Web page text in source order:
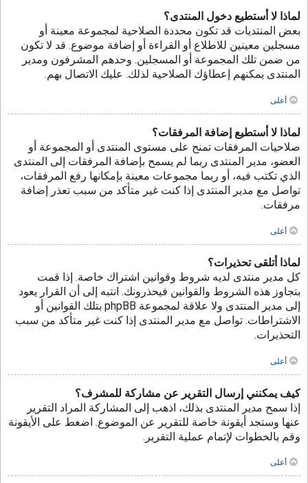
لماذا لا أستطيع دخول المنتدى؟
بعض المنتديات قد تكون محددة الصلاحية لمجموعة معينة أو
مسجلين معينين للاطلاع أو القراءة أو إضافة موضوع. قد لا تكون
من ضمن تلك المجموعة أو المسجلين. وحدهم المشرفون ومدير
المنتدى يمكنهم إعطاؤك الصلاحية لذلك. عليك الاتصال بهم.
أعلى
لماذا لا أستطيع إضافة المرفقات؟
صلاحيات المرفقات تمنح على مستوى المنتدى أو المجموعة أو
العضو، مدير المنتدى ربما لم يسمح بإضافة المرفقات إلى المنتدى
الذي تكتب فيه، أو ربما مجموعات معينة بإمكانها رفع المرفقات،
تواصل مع مدير المنتدى إذا كنت غير متأكد من سبب تعذر إضافة
مرفقات.
أعلى
لماذا أتلقى تحذيرات؟
كل مدير منتدى لديه شروط وقوانين اشتراك خاصة. إذا قمت
بتجاوز هذه الشروط والقوانين فيحذرونك. انتبه إلى أن القرار يعود
إلى مدير المنتدى ولا علاقة لمجموعة phpBB بتلك القوانين أو
الاشتراطات. تواصل مع مدير المنتدى إذا كنت غير متأكد من سبب
التحذيرات.
أعلى
كيف يمكنني إرسال التقرير عن مشاركة للمشرف؟
إذا سمح مدير المنتدى بذلك، اذهب إلى المشاركة المراد التقرير
عنها وستجد أيقونة خاصة للتقرير عن الموضوع. اضغط على الأيقونة
وقم بالخطوات لإتمام عملية التقرير.
أعلى